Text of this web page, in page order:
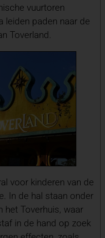
vuurtoren
leiden paden naar de
Toverland.
voor kinderen van de
In de hal staan onder
het Toverhuis, waar
in de hand op zoek